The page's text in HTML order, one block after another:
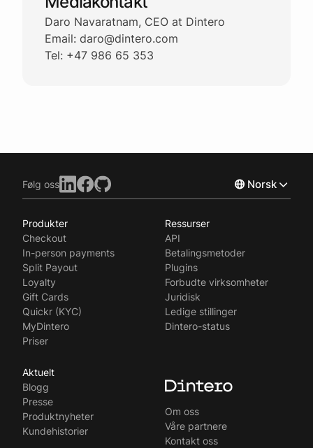
Daro Navaratnam, CEO at Dintero
Email: daro@dintero.com
Tel: +47 986 65 353
Følg oss Norsk
Svenska
Produkter
Checkout
In-person payments
Split Payout
Loyalty
Gift Cards
Quickr (KYC)
MyDintero
Priser
Ressurser
API
Betalingsmetoder
Plugins
Forbudte virksomheter
Juridisk
Ledige stillinger
Dintero-status
Aktuelt
Blogg
Presse
Produktnyheter
Kundehistorier
Om oss
Våre partnere
Kontakt oss